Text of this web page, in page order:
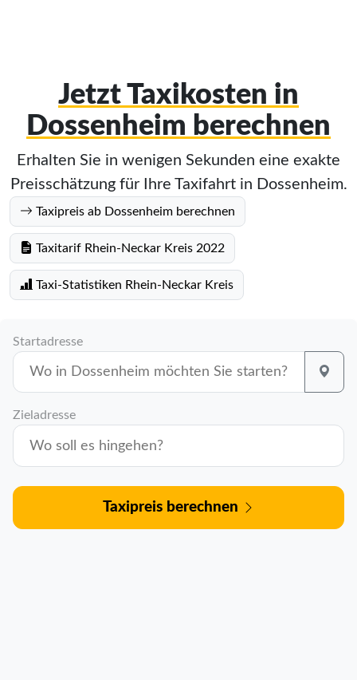
Jetzt Taxikosten in
Dossenheim berechnen
Erhalten Sie in wenigen Sekunden eine exakte
Preisschätzung für Ihre Taxifahrt in Dossenheim.
Taxipreis ab Dossenheim berechnen
Taxitarif Rhein-Neckar Kreis 2022
Taxi-Statistiken Rhein-Neckar Kreis
Startadresse
Zieladresse
Taxipreis berechnen